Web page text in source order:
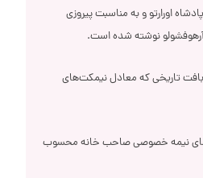
اورارتو و به مناسبت پيروزی
نوشته شده است.
تاریخی که معادل نیمکت‌های
نیمه خصوصی صاحب خانه محسوب